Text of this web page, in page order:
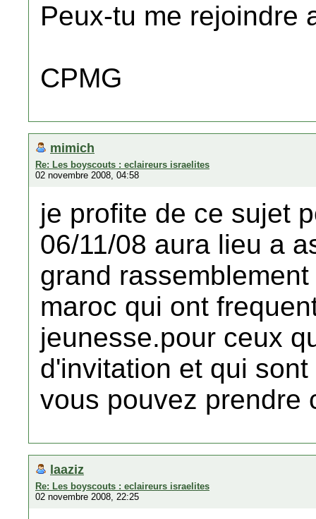
Peux-tu me rejoindre
CPMG
mimich
Re: Les boyscouts : eclaireurs israelites
02 novembre 2008, 04:58
je profite de ce sujet
06/11/08 aura lieu a
grand
maroc qui ont
jeunesse.pour ceux
d'invitation et qui
vous pouvez prendre
laaziz
Re: Les boyscouts : eclaireurs israelites
02 novembre 2008, 22:25